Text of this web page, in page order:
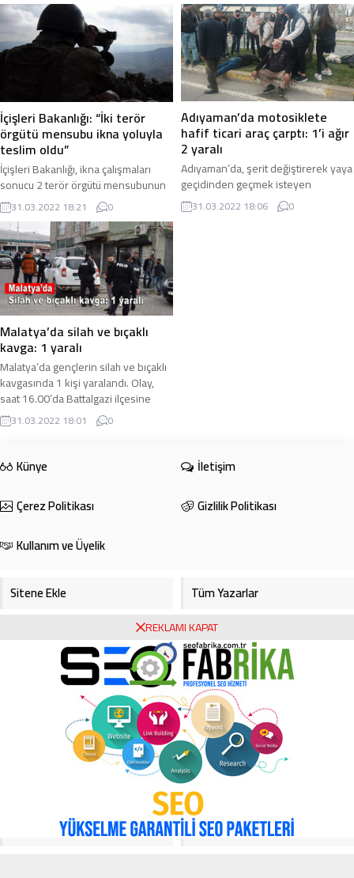
İçişleri Bakanlığı: “İki terör
örgütü mensubu ikna yoluyla
teslim oldu”
İçişleri Bakanlığı, ikna çalışmaları
sonucu 2 terör örgütü mensubunun
ikna yoluyla teslim olduğunu
duyurdu. İçişleri Bakanlığı tarafından
yapılan ...
31.03.2022 18:21 0
Adıyaman’da motosiklete
hafif ticari araç çarptı: 1’i ağır
2 yaralı
Adıyaman’da, şerit değiştirerek yaya
geçidinden geçmek isteyen
motosiklete hafif ticari aracın
çarpması sonucu meydana gelen
31.03.2022 18:06 0
Malatya’da silah ve bıçaklı
kavga: 1 yaralı
Malatya’da gençlerin silah ve bıçaklı
kavgasında 1 kişi yaralandı. Olay,
saat 16.00’da Battalgazi ilçesine
bağlı Çirikpınar Mahallesi’nde
meydana ...
31.03.2022 18:01 0
Künye
İletişim
Çerez Politikası
Gizlilik Politikası
Kullanım ve Üyelik
Sitene Ekle
Tüm Yazarlar
Foto Galeri
Video Galeri
Bursa Haberleri
Bursa Hava Durumu
Bursaspor
Ekonomi
Köşe Yazarları
Video Galeri
REKLAMI KAPAT